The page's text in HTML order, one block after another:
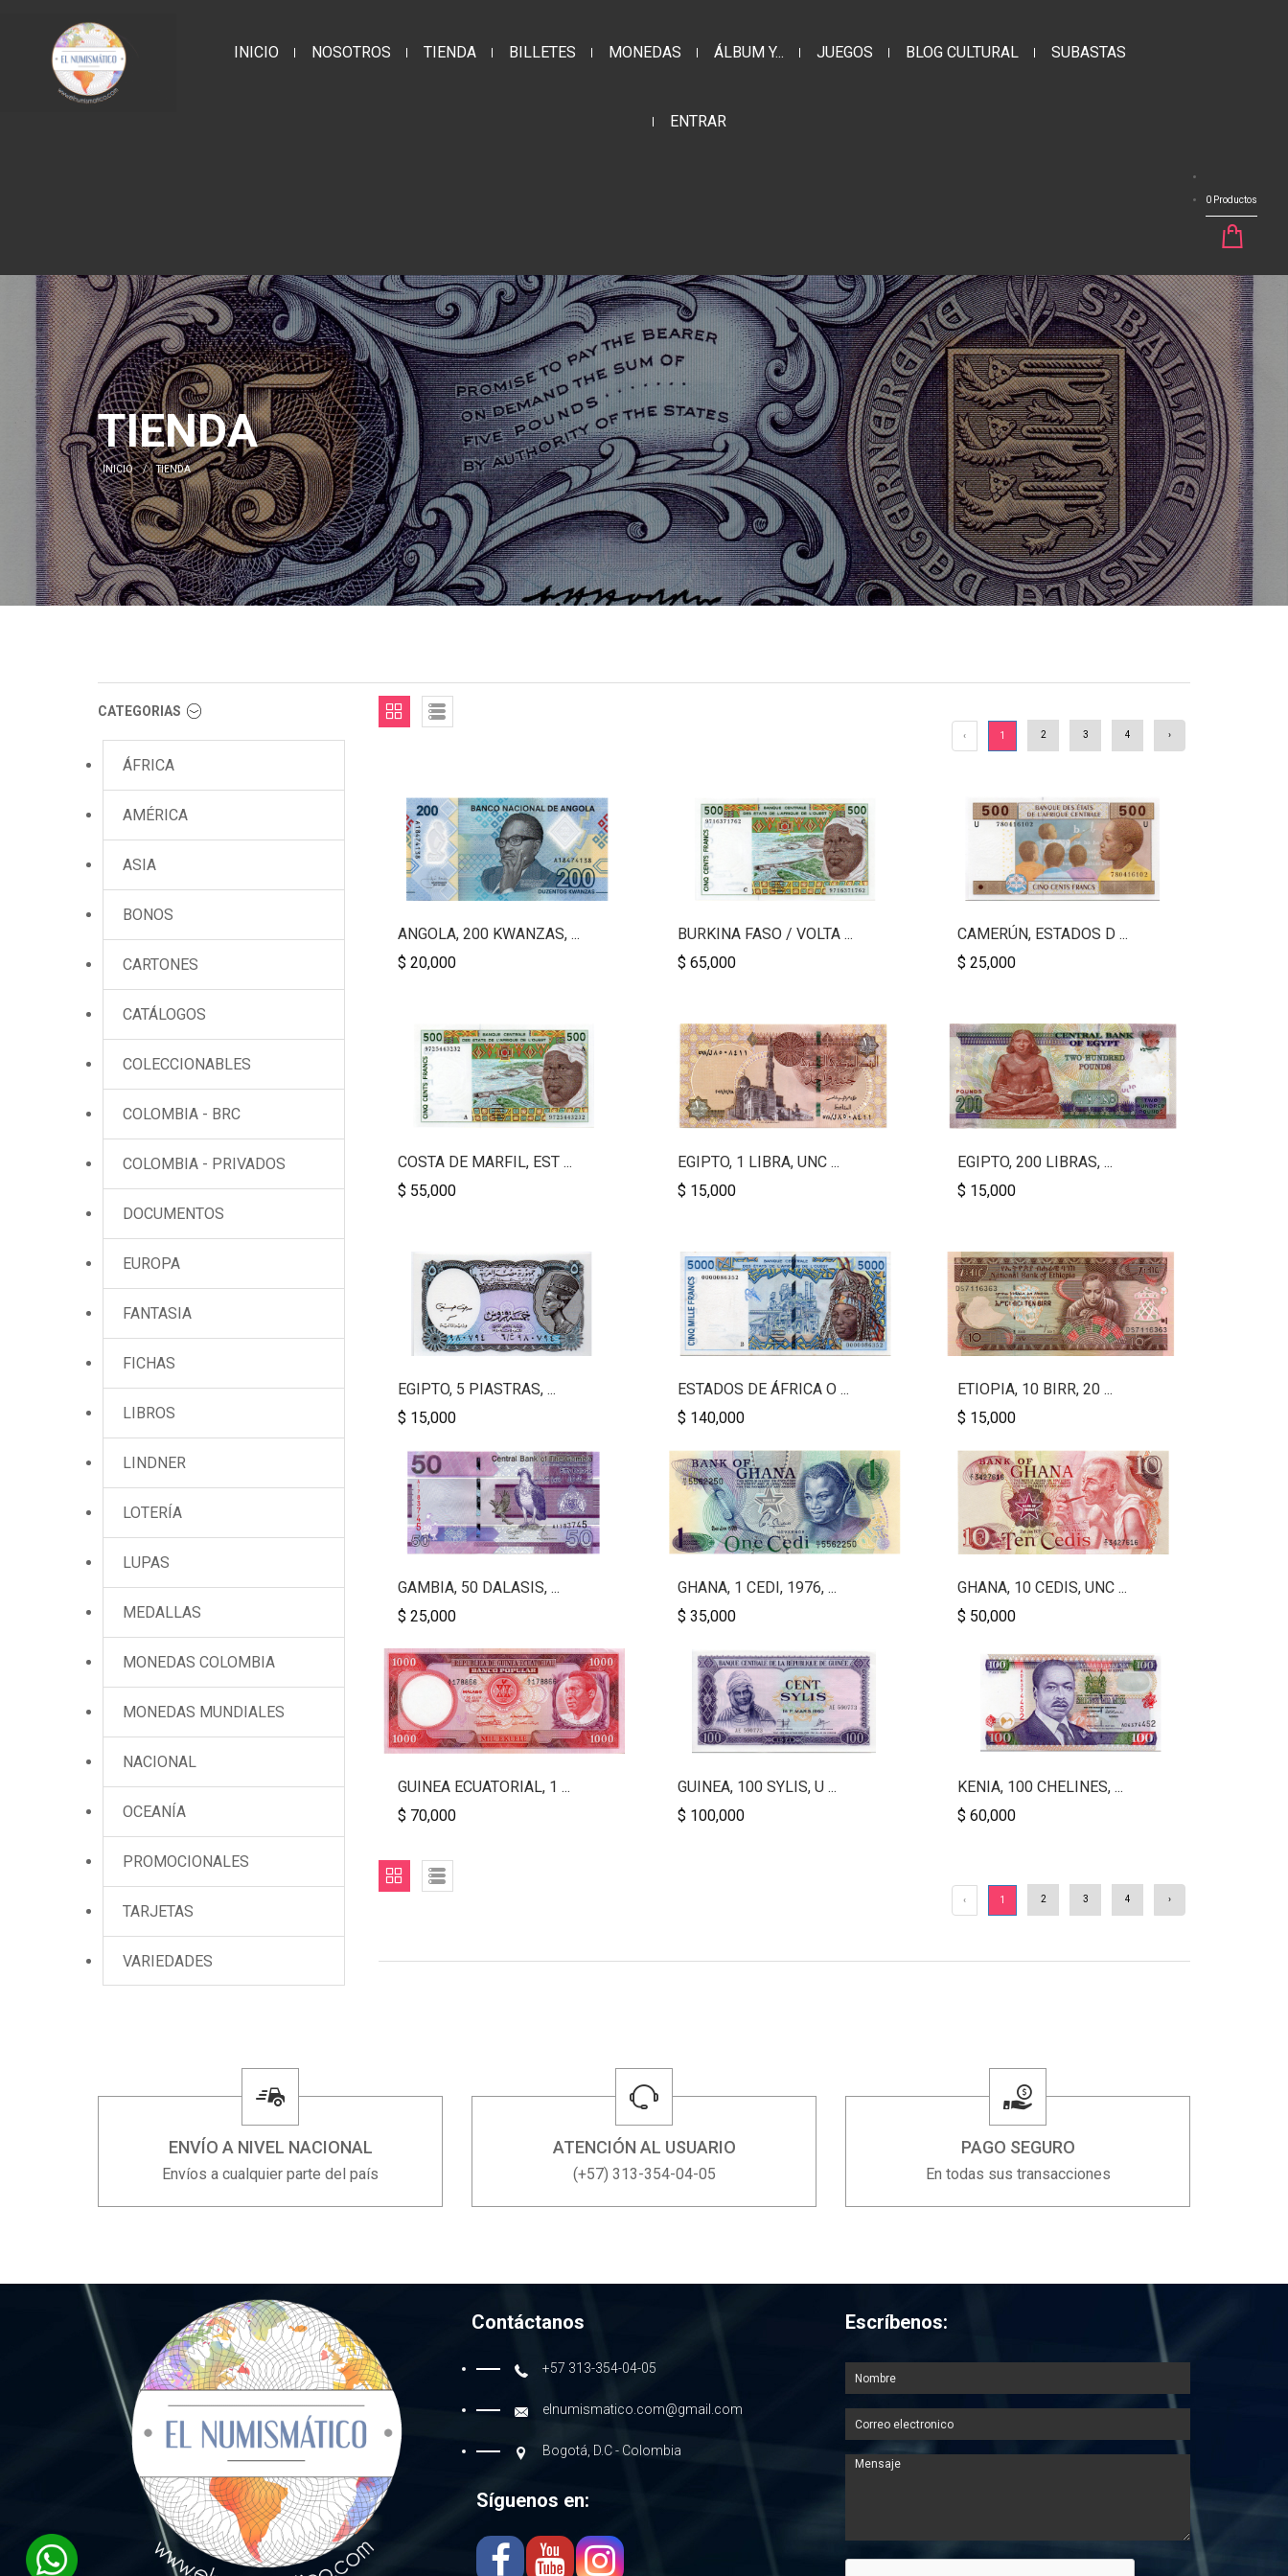
INICIO NOSOTROS TIENDA BILLETES MONEDAS ÁLBUM Y... JUEGOS BLOG CULTURAL SUBASTAS
ENTRAR
0 Productos
TIENDA
INICIO TIENDA
CATEGORIAS
ÁFRICA
AMÉRICA
ASIA
BONOS
CARTONES
CATÁLOGOS
COLECCIONABLES
COLOMBIA - BRC
COLOMBIA - PRIVADOS
DOCUMENTOS
EUROPA
FANTASIA
FICHAS
LIBROS
LINDNER
LOTERÍA
LUPAS
MEDALLAS
MONEDAS COLOMBIA
MONEDAS MUNDIALES
NACIONAL
OCEANÍA
PROMOCIONALES
TARJETAS
VARIEDADES
‹ 1 2 3 4 ›
ANGOLA, 200 KWANZAS, ...
$ 20,000
BURKINA FASO / VOLTA ...
$ 65,000
CAMERÚN, ESTADOS D ...
$ 25,000
COSTA DE MARFIL, EST ...
$ 55,000
EGIPTO, 1 LIBRA, UNC ...
$ 15,000
EGIPTO, 200 LIBRAS, ...
$ 15,000
EGIPTO, 5 PIASTRAS, ...
$ 15,000
ESTADOS DE ÁFRICA O ...
$ 140,000
ETIOPIA, 10 BIRR, 20 ...
$ 15,000
GAMBIA, 50 DALASIS, ...
$ 25,000
GHANA, 1 CEDI, 1976, ...
$ 35,000
GHANA, 10 CEDIS, UNC ...
$ 50,000
GUINEA ECUATORIAL, 1 ...
$ 70,000
GUINEA, 100 SYLIS, U ...
$ 100,000
KENIA, 100 CHELINES, ...
$ 60,000
‹ 1 2 3 4 ›
ENVÍO A NIVEL NACIONAL
Envíos a cualquier parte del país
ATENCIÓN AL USUARIO
(+57) 313-354-04-05
PAGO SEGURO
En todas sus transacciones
Contáctanos
+57 313-354-04-05
elnumismatico.com@gmail.com
Bogotá, D.C - Colombia
Síguenos en:
Escríbenos: